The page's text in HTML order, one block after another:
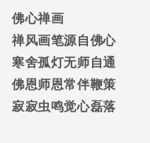
佛心禅画
禅风画笔源自佛心
寒舍孤灯无师自通
佛恩师恩常伴鞭策
寂寂虫鸣觉心磊落